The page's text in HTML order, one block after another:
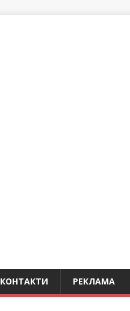
КОНТАКТИ РЕКЛАМА